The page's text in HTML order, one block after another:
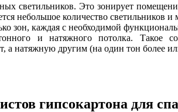
светильников. Это зонирует
небольшое количество светильников и
зон, каждая с необходимой
и натяжного потолка. Такое
а натяжную другим (на один тон более
гипсокартона для